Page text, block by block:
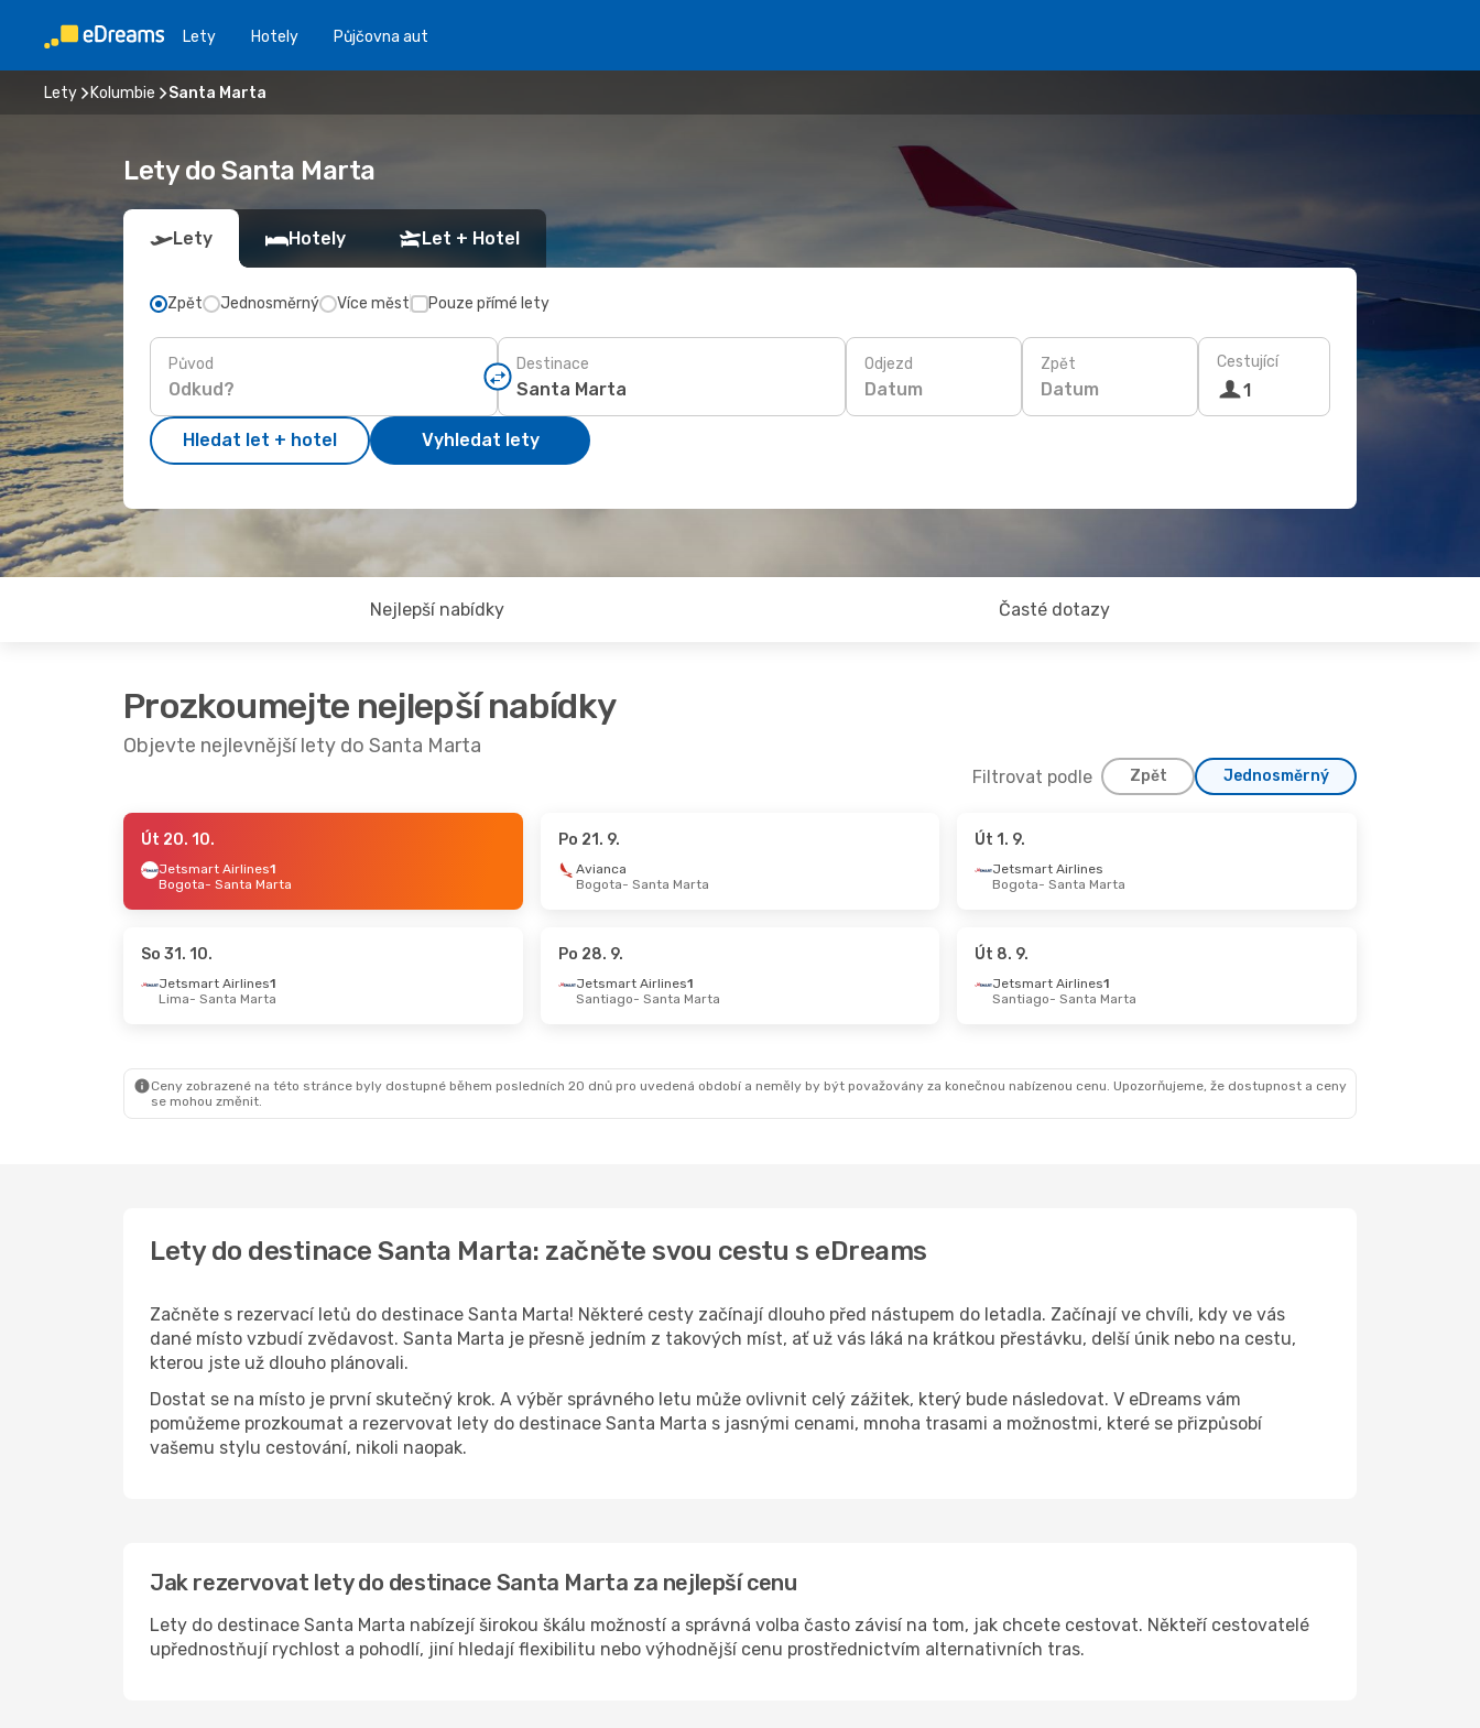
Lety Hotely Půjčovna aut
Lety Kolumbie Santa Marta
Lety do Santa Marta
Lety Hotely Let + Hotel
Zpět Jednosměrný Více měst Pouze přímé lety
Původ Destinace Odjezd
Datum
Zpět
Datum
Cestující
1
Hledat let + hotel Vyhledat lety
Nejlepší nabídky Časté dotazy
Prozkoumejte nejlepší nabídky
Objevte nejlevnější lety do Santa Marta
Filtrovat podle Zpět Jednosměrný
- Čt 27. 8.
- Santa Marta
Út 20. 10.
Jetsmart Airlines1
Bogota- Santa Marta
Po 21. 9.
Avianca
Bogota- Santa Marta
Út 1. 9.
Jetsmart Airlines
Bogota- Santa Marta
So 31. 10.
Jetsmart Airlines1
Lima- Santa Marta
Po 28. 9.
Jetsmart Airlines1
Santiago- Santa Marta
Út 8. 9.
Jetsmart Airlines1
Santiago- Santa Marta
Ceny zobrazené na této stránce byly dostupné během posledních 20 dnů pro uvedená období a neměly by být považovány za konečnou nabízenou cenu. Upozorňujeme, že dostupnost a ceny
se mohou změnit.
Lety do destinace Santa Marta: začněte svou cestu s eDreams
Začněte s rezervací letů do destinace Santa Marta! Některé cesty začínají dlouho před nástupem do letadla. Začínají ve chvíli, kdy ve vás
dané místo vzbudí zvědavost. Santa Marta je přesně jedním z takových míst, ať už vás láká na krátkou přestávku, delší únik nebo na cestu,
kterou jste už dlouho plánovali.
Dostat se na místo je první skutečný krok. A výběr správného letu může ovlivnit celý zážitek, který bude následovat. V eDreams vám
pomůžeme prozkoumat a rezervovat lety do destinace Santa Marta s jasnými cenami, mnoha trasami a možnostmi, které se přizpůsobí
vašemu stylu cestování, nikoli naopak.
Jak rezervovat lety do destinace Santa Marta za nejlepší cenu
Lety do destinace Santa Marta nabízejí širokou škálu možností a správná volba často závisí na tom, jak chcete cestovat. Někteří cestovatelé
upřednostňují rychlost a pohodlí, jiní hledají flexibilitu nebo výhodnější cenu prostřednictvím alternativních tras.